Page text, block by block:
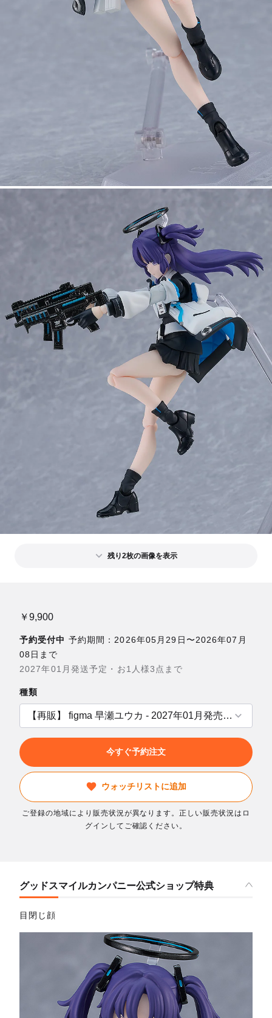
残り2枚の画像を表示
￥9,900
予約受付中 予約期間：2026年05月29日〜2026年07月
08日まで
2027年01月発送予定・お1人様3点まで
種類
今すぐ予約注文
ウォッチリストに追加
ご登録の地域により販売状況が異なります。正しい販売状況はロ
グインしてご確認ください。
グッドスマイルカンパニー公式ショップ特典
目閉じ顔